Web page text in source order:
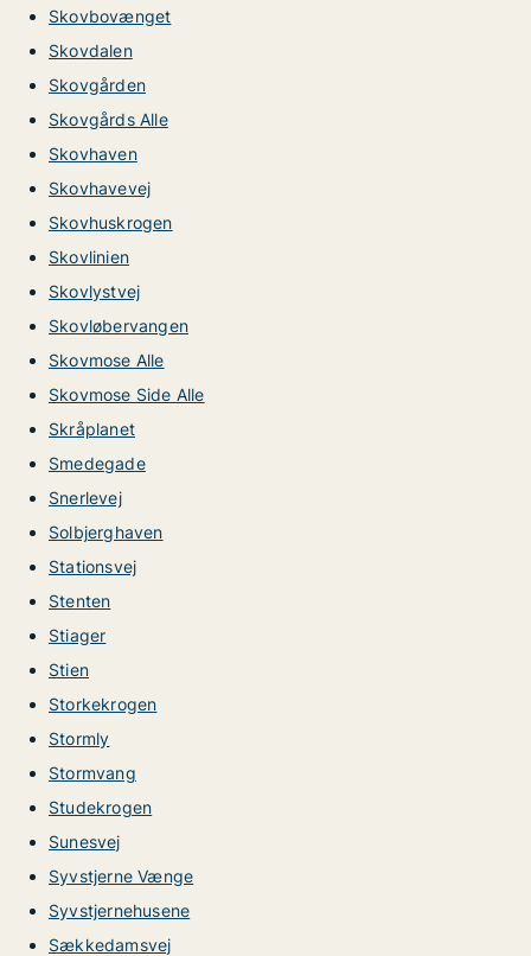
Skovbovænget
Skovdalen
Skovgården
Skovgårds Alle
Skovhaven
Skovhavevej
Skovhuskrogen
Skovlinien
Skovlystvej
Skovløbervangen
Skovmose Alle
Skovmose Side Alle
Skråplanet
Smedegade
Snerlevej
Solbjerghaven
Stationsvej
Stenten
Stiager
Stien
Storkekrogen
Stormly
Stormvang
Studekrogen
Sunesvej
Syvstjerne Vænge
Syvstjernehusene
Sækkedamsvej